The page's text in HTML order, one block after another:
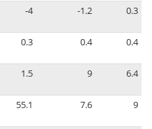
-4 -1.2 0.3
0.3 0.4 0.4
1.5 9 6.4
55.1 7.6 9